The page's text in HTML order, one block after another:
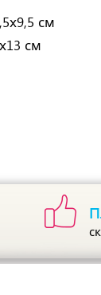
см
см